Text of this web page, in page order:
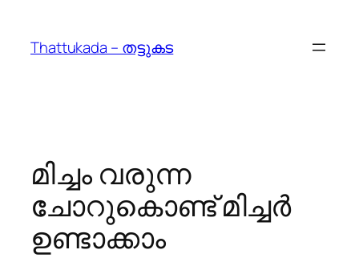
content
Thattukada – തട്ടുകട
മിച്ചം വരുന്ന
ചോറുകൊണ്ട് മിച്ചർ
ഉണ്ടാക്കാം